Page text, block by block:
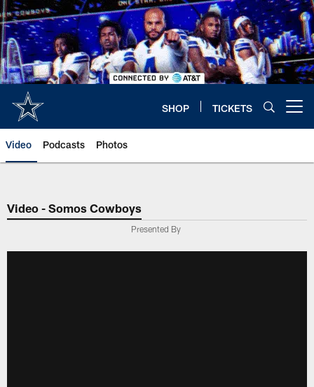
Skip
to
main
content
SHOP TICKETS
Video Podcasts Photos
Video - Somos Cowboys
Presented By